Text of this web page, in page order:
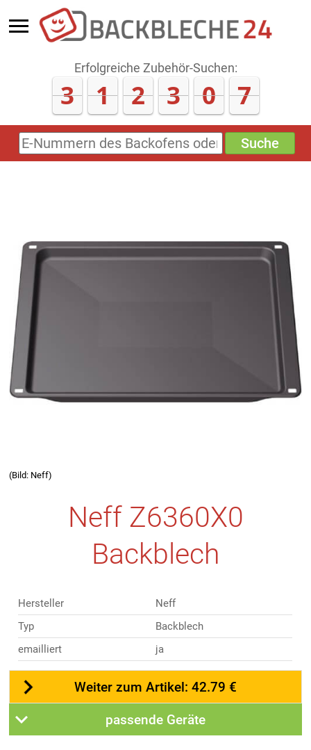
Erfolgreiche Zubehör-Suchen:
3 1 2 3 1 2
E-
Nummern
Suche
(Bild: Neff)
Neff Z6360X0
Backblech
Hersteller
Neff
Typ
Backblech
emailliert
ja
Weiter zum Artikel: 42.79 €
passende Geräte